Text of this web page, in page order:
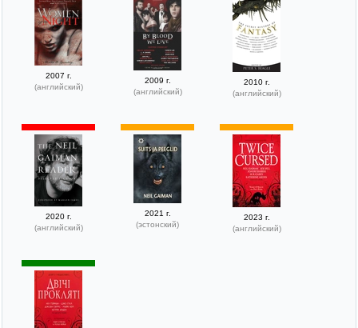
2007 г.
(английский)
2009 г.
(английский)
2010 г.
(английский)
2020 г.
(английский)
2021 г.
(эстонский)
2023 г.
(английский)